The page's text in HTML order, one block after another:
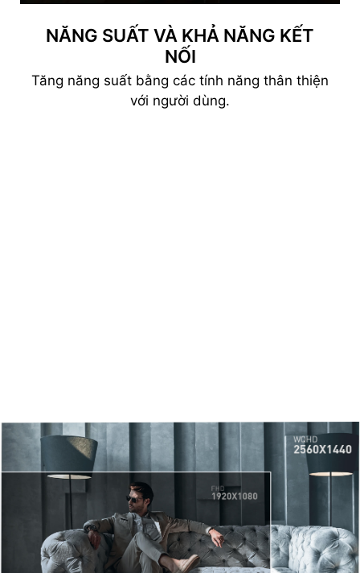
NĂNG SUẤT VÀ KHẢ NĂNG KẾT
NỐI
Tăng năng suất bằng các tính năng thân thiện
với người dùng.